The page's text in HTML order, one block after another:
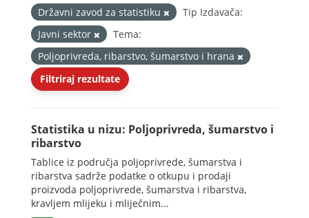
Državni zavod za statistiku
Tip Izdavača:
Javni sektor
Tema:
Poljoprivreda, ribarstvo, šumarstvo i hrana
Filtriraj rezultate
Statistika u nizu: Poljoprivreda, šumarstvo i
ribarstvo
Tablice iz područja poljoprivrede, šumarstva i
ribarstva sadrže podatke o otkupu i prodaji
proizvoda poljoprivrede, šumarstva i ribarstva,
kravljem mlijeku i mliječnim...